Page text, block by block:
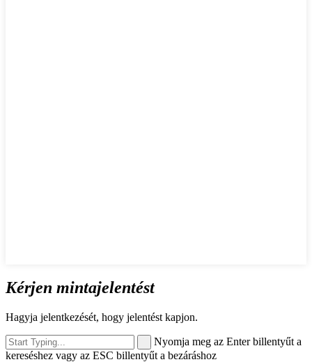
Kérjen mintajelentést
Hagyja jelentkezését, hogy jelentést kapjon.
Nyomja meg az Enter billentyűt a
kereséshez vagy az ESC billentyűt a bezáráshoz